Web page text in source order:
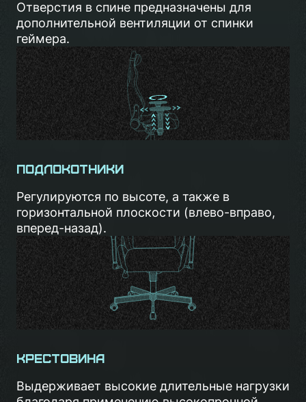
Отверстия в спине предназначены для
дополнительной вентиляции от спинки
геймера.
Подлокотники
Регулируются по высоте, а также в
горизонтальной плоскости (влево-вправо,
вперед-назад).
Крестовина
Выдерживает высокие длительные нагрузки